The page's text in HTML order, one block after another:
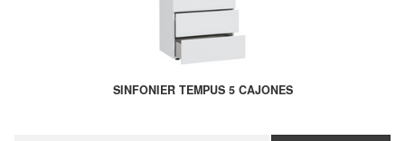
SINFONIER TEMPUS 5 CAJONES